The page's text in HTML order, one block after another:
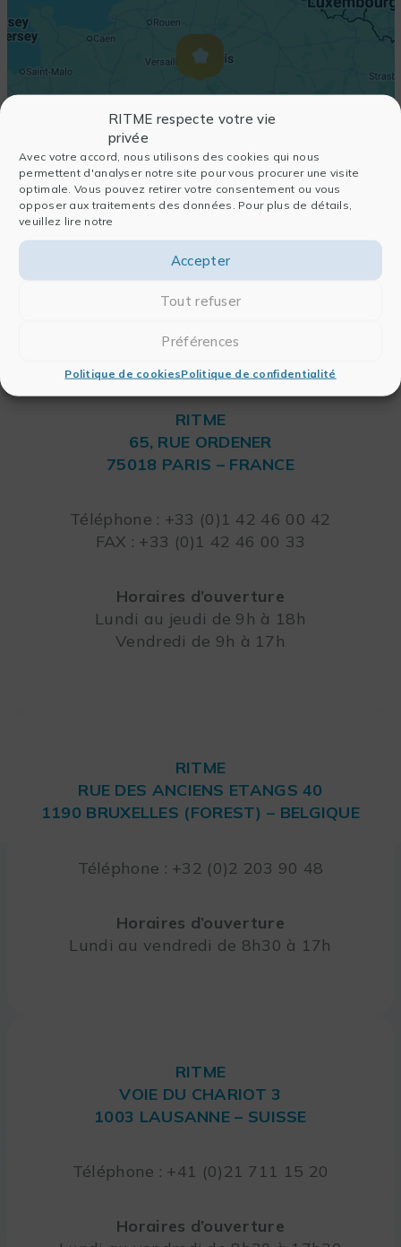
RITME respecte votre vie
privée
Avec votre accord, nous utilisons des cookies qui nous
permettent d'analyser notre site pour vous procurer une visite
optimale. Vous pouvez retirer votre consentement ou vous
opposer aux traitements des données. Pour plus de détails,
veuillez lire notre
Accepter
Tout refuser
Préférences
Politique de cookiesPolitique de confidentialité
RITME
65, RUE ORDENER
75018 PARIS – FRANCE
Téléphone : +33 (0)1 42 46 00 42
FAX : +33 (0)1 42 46 00 33
Horaires d’ouverture
Lundi au jeudi de 9h à 18h
Vendredi de 9h à 17h
RITME
RUE DES ANCIENS ETANGS 40
1190 BRUXELLES (FOREST) – BELGIQUE
Téléphone : +32 (0)2 203 90 48
Horaires d’ouverture
Lundi au vendredi de 8h30 à 17h
RITME
VOIE DU CHARIOT 3
1003 LAUSANNE – SUISSE
Téléphone : +41 (0)21 711 15 20
Horaires d’ouverture